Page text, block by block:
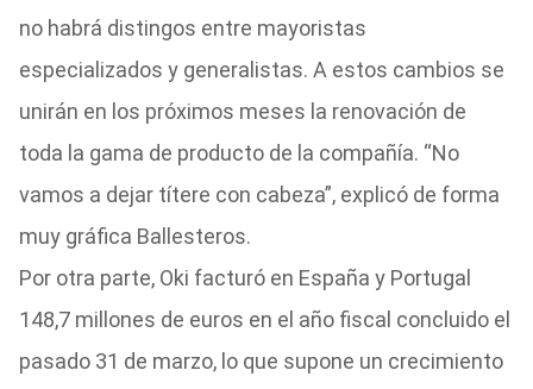
no habrá distingos entre mayoristas
especializados y generalistas. A estos cambios se
unirán en los próximos meses la renovación de
toda la gama de producto de la compañía. “No
vamos a dejar títere con cabeza”, explicó de forma
muy gráfica Ballesteros.
Por otra parte, Oki facturó en España y Portugal
148,7 millones de euros en el año fiscal concluido el
pasado 31 de marzo, lo que supone un crecimiento